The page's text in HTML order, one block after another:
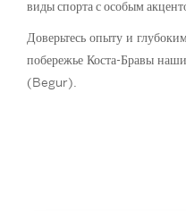
виды спорта с особым
Доверьтесь опыту и
побережье Коста-Бравы
(Begur).